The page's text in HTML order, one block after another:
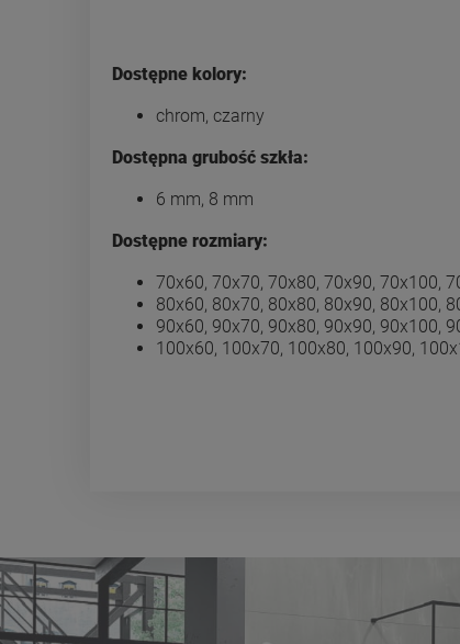
Dostępne kolory:
chrom, czarny
Dostępna grubość szkła:
6 mm, 8 mm
Dostępne rozmiary:
70x60, 70x70, 70x80, 70x90, 70x100,
80x60, 80x70, 80x80, 80x90, 80x100,
90x60, 90x70, 90x80, 90x90, 90x100,
100x60, 100x70, 100x80, 100x90,